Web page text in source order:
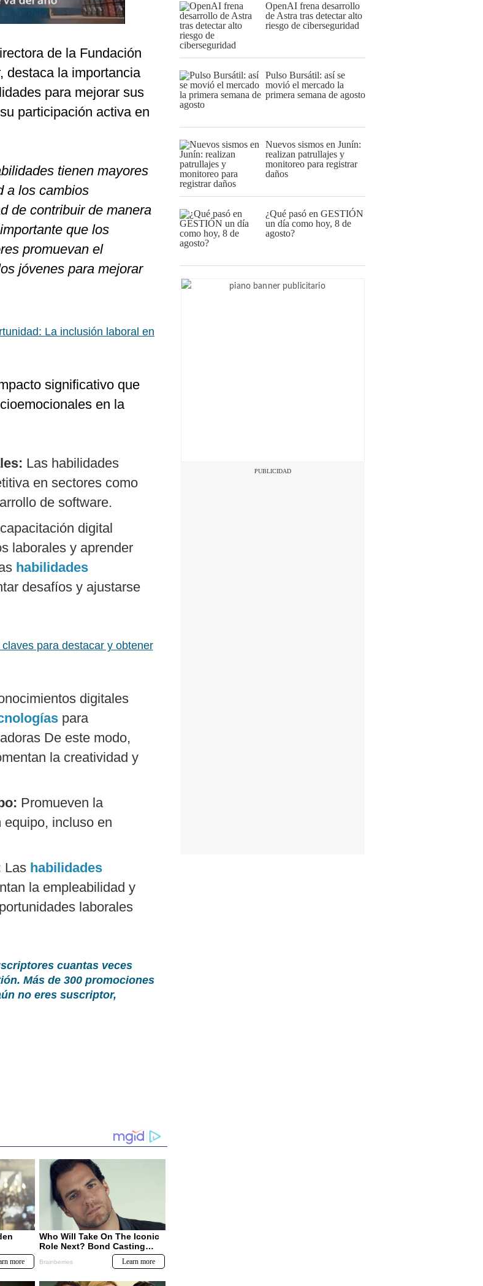
de la Fundación
destaca la importancia
para mejorar sus
participación activa en
tienen mayores
a los cambios
de contribuir de manera
que los
promuevan el
jóvenes para mejorar
La inclusión laboral en
significativo que
en la
Las habilidades
en sectores como
de software.
digital
laborales y aprender
habilidades
desafíos y ajustarse
para destacar y obtener
digitales
para
De este modo,
la creatividad y
Promueven la
incluso en
Las habilidades
la empleabilidad y
laborales
cuantas veces
Más de 300 promociones
no eres suscriptor,
OpenAI frena desarrollo
de Astra tras detectar alto
riesgo de ciberseguridad
Pulso Bursátil: así se
movió el mercado la
primera semana de agosto
Nuevos sismos en Junín:
realizan patrullajes y
monitoreo para registrar
daños
¿Qué pasó en GESTIÓN
un día como hoy, 8 de
agosto?